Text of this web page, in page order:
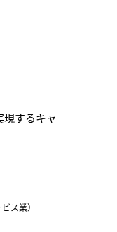
するキャ
ス業）